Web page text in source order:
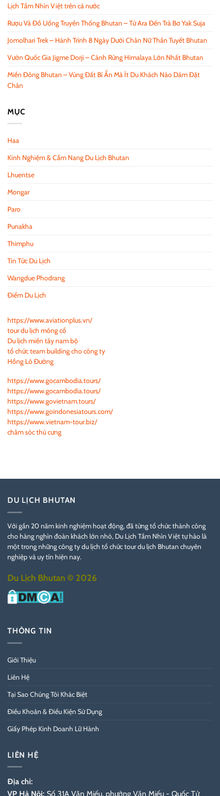
Lịch Tầm Nhìn Việt trên cả nước
Rượu Và Đồ Uống Truyền Thống Bhutan – Từ Ara Đến Trà Bơ Yak Suja
Jomolhari Trek – Hành Trình 8 Ngày Dưới Chân Nữ Thần Tuyết Bhutan
Vườn Quốc Gia Jigme Dorji – Cánh Rừng Himalaya Lớn Nhất Bhutan
Miền Đông Bhutan – Vùng Đất Bí Ẩn Mà Ít Du Khách Nào Dám Đặt
Chân
MỤC
Haa
Kinh Nghiệm & Cẩm Nang Du Lịch Bhutan
Lhuentse
Mongar
Paro
Punakha
Thimphu
Tin Tức Du Lịch
Wangdue Phodrang
Điểm Du Lịch
https://www.aviationplus.vn/
tour du lịch mông cổ
Du lịch miền tây nam bộ
tổ chức team building cho công ty
Hồng Lô Đường
https://www.gocambodia.tours/
https://www.gocambodia.tours/
https://www.govietnam.tours/
https://www.goindonesiatours.com/
https://www.vietnam-tour.biz/
chăm sóc thú cưng
DU LỊCH BHUTAN
Với gần 20 năm kinh nghiệm hoạt động, đã từng tổ chức thành công
cho hàng nghìn đoàn khách lớn nhỏ, Du Lịch Tầm Nhìn Việt tự hào là
một trong những công ty du lịch tổ chức tour du lịch Bhutan chuyên
nghiệp và uy tín hiện nay.
Du Lịch Bhutan © 2026
THÔNG TIN
Giới Thiệu
Liên Hệ
Tại Sao Chúng Tôi Khác Biệt
Điều Khoản & Điều Kiện Sử Dụng
Giấy Phép Kinh Doanh Lữ Hành
LIÊN HỆ
Địa chỉ:
VP Hà Nội: Số 31A Văn Miếu, phường Văn Miếu - Quốc Tử